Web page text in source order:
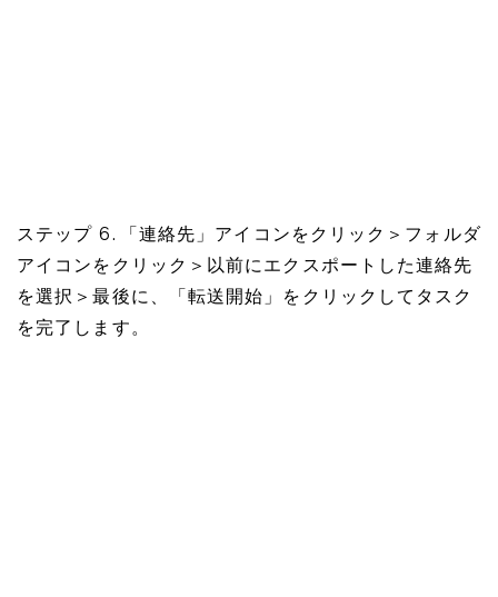
ステップ 6. 「連絡先」アイコンをクリック＞フォルダ
アイコンをクリック＞以前にエクスポートした連絡先
を選択＞最後に、「転送開始」をクリックしてタスク
を完了します。